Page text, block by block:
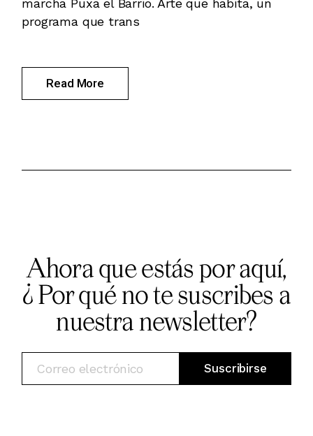
marcha Puxa el Barrio. Arte que habita, un
programa que trans
Read More
Ahora que estás por aquí,
¿ Por qué no te suscribes a
nuestra newsletter?